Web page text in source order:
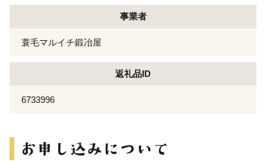
事業者
蓑毛マルイチ鍛冶屋
返礼品ID
6733996